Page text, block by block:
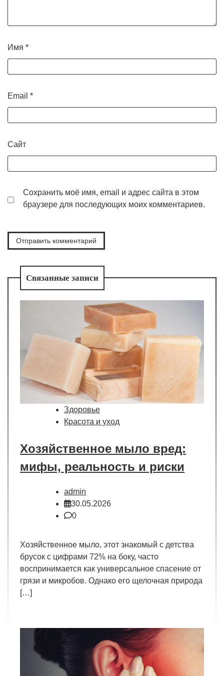
Имя *
Email *
Сайт
Сохранить моё имя, email и адрес сайта в этом
браузере для последующих моих комментариев.
Связанные записи
Здоровье
Красота и уход
Хозяйственное мыло вред:
мифы, реальность и риски
admin
30.05.2026
0
Хозяйственное мыло, этот знакомый с детства
брусок с цифрами 72% на боку, часто
воспринимается как универсальное спасение от
грязи и микробов. Однако его щелочная природа
[…]